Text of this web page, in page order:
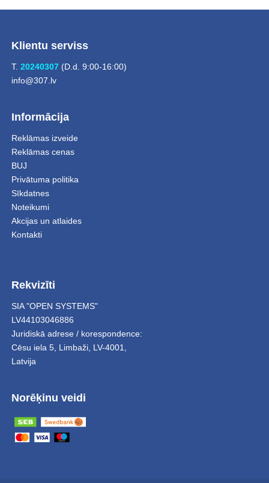
Klientu serviss
T. 20240307(D.d. 9:00-16:00)
info@307.lv
Informācija
Reklāmas izveide
Reklāmas cenas
BUJ
Privātuma politika
Sīkdatnes
Noteikumi
Akcijas un atlaides
Kontakti
Rekvizīti
SIA "OPEN SYSTEMS"
LV44103046886
Juridiskā adrese / korespondence:
Cēsu iela 5, Limbaži, LV-4001,
Latvija
Norēķinu veidi